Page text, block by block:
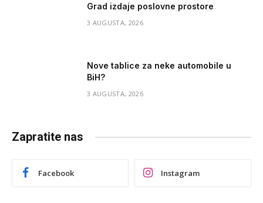
Grad izdaje poslovne prostore
3 AUGUSTA, 2026
Nove tablice za neke automobile u
BiH?
3 AUGUSTA, 2026
Zapratite nas
Facebook Instagram